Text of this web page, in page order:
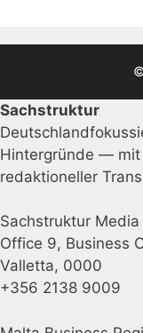
Sachstruktur
Hintergründe — mit
redaktioneller
Sachstruktur
Office 9, Business
Valletta, 0000
+356 2138 9009